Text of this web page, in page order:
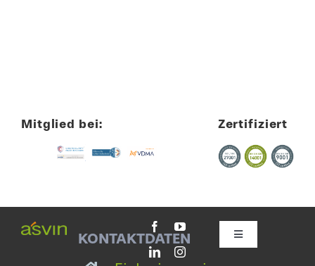
Mitglied bei: Zertifiziert
KONTAKTDATEN
Toggle
Navigation